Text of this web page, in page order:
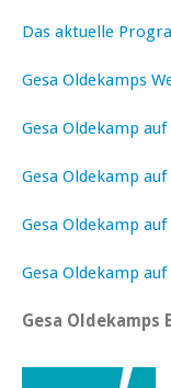
Das aktuelle
Gesa Oldekamps
Gesa Oldekamp
Gesa Oldekamp
Gesa Oldekamp
Gesa Oldekamp
Gesa Oldekamps